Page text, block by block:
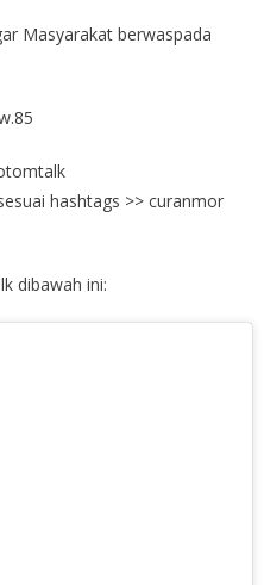
Masyarakat berwaspada
hashtags >> curanmor
dibawah ini: